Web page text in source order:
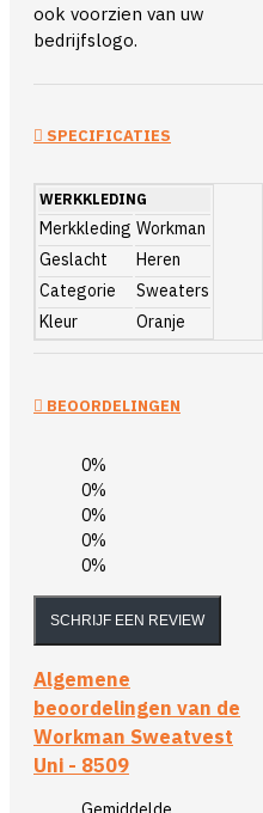
ook voorzien van uw
bedrijfslogo.
SPECIFICATIES
WERKKLEDING
Merkkleding Workman
Geslacht
Heren
Categorie
Sweaters
Kleur
Oranje
BEOORDELINGEN
0%
0%
0%
0%
0%
SCHRIJF EEN REVIEW
Algemene
beoordelingen van de
Workman Sweatvest
Uni - 8509